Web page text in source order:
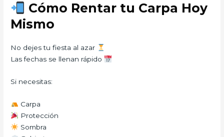
Cómo Rentar tu Carpa Hoy
Mismo
No dejes tu fiesta al azar
Las fechas se llenan rápido
Si necesitas:
Carpa
Protección
Sombra